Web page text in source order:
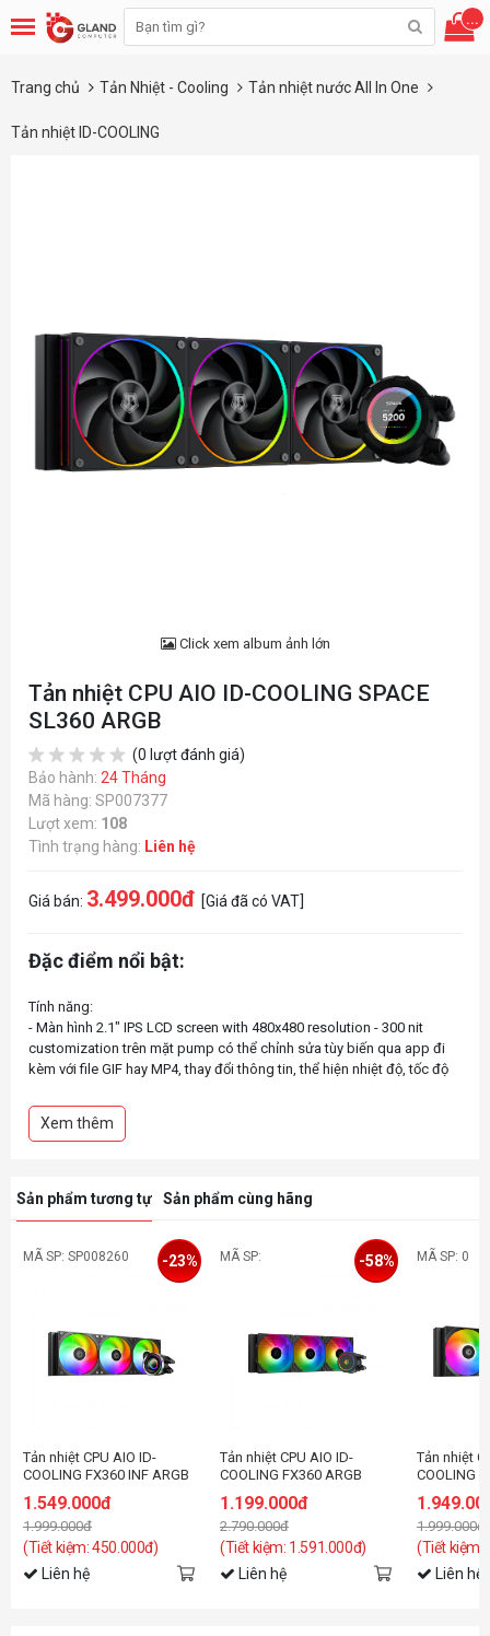
...
Trang chủ Tản Nhiệt - Cooling Tản nhiệt nước All In One
Tản nhiệt ID-COOLING
Click xem album ảnh lớn
Tản nhiệt CPU AIO ID-COOLING SPACE
SL360 ARGB
(0 lượt đánh giá)
Bảo hành: 24 Tháng
Mã hàng: SP007377
Lượt xem: 108
Tình trạng hàng: Liên hệ
Giá bán: 3.499.000đ [Giá đã có VAT]
Đặc điểm nổi bật:
Tính năng:
- Màn hình 2.1" IPS LCD screen with 480x480 resolution - 300 nit
customization trên mặt pump có thể chỉnh sửa tùy biến qua app đi
kèm với file GIF hay MP4, thay đổi thông tin, thể hiện nhiệt độ, tốc độ
- Pump công nghệ mới nhất, cao cấp nhất trong các dòng tản nước
ID
- Toàn bộ sản phẩm được bọc seal color box bảo vệ sản phẩm tốt
Xem thêm
Sản phẩm tương tự Sản phẩm cùng hãng
MÃ SP: SP008260
Tản nhiệt CPU AIO ID-
COOLING FX360 INF ARGB
1.549.000đ
1.999.000đ
(Tiết kiệm: 450.000đ)
-23%
Liên hệ
MÃ SP:
Tản nhiệt CPU AIO ID-
COOLING FX360 ARGB
1.199.000đ
2.790.000đ
(Tiết kiệm: 1.591.000đ)
-58%
Liên hệ
MÃ SP: 0
Tản nhiệt
COOLING
1.999.000đ
(Tiết kiệm:
Liên hệ